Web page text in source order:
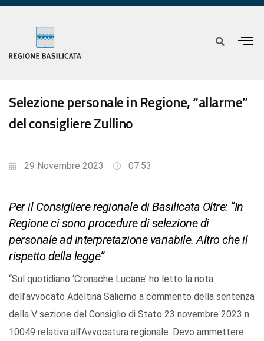
Selezione personale in Regione, “allarme”
del consigliere Zullino
29 Novembre 2023 07:53
Per il Consigliere regionale di Basilicata Oltre: “In
Regione ci sono procedure di selezione di
personale ad interpretazione variabile. Altro che il
rispetto della legge”
“Sul quotidiano ‘Cronache Lucane’ ho letto la nota
dell’avvocato Adeltina Salierno a commento della sentenza
della V sezione del Consiglio di Stato 23 novembre 2023 n.
10049 relativa all’Avvocatura regionale. Devo ammettere